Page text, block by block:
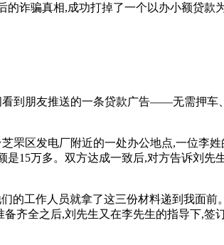
诈骗真相,成功打掉了一个以办小额贷
朋友推送的一条贷款广告——无需押车
区发电厂附近的一处办公地点,一位李
15万多。双方达成一致后,对方告诉刘先
工作人员就拿了这三份材料递到我面前
齐全之后,刘先生又在李先生的指导下,